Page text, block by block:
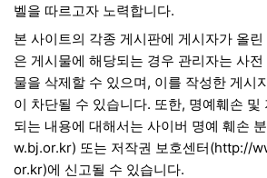
벨을 따르고자 노력합니다.
본 사이트의 각종 게시판에 게시자가 올
은 게시물에 해당되는 경우 관리자는 사
물을 삭제할 수 있으며, 이를 작성한 게시
이 차단될 수 있습니다. 또한, 명예훼손 및
되는 내용에 대해서는 사이버 명예 훼손
w.bj.or.kr) 또는 저작권 보호센터(http://
or.kr)에 신고될 수 있습니다.